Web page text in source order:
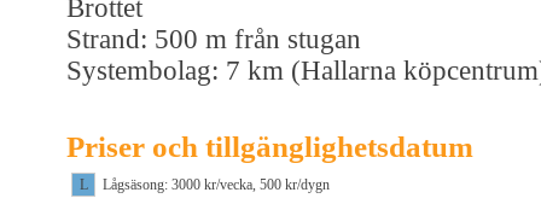
Brottet
Strand: 500 m från stugan
Systembolag: 7 km (Hallarna
Priser och tillgänglighetsdatum
L
Lågsäsong: 3000 kr/vecka, 500 kr/dygn